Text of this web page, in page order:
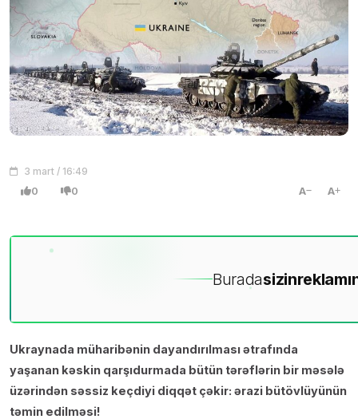
3 mart / 16:49
0 0 A A
Buradasizin
Ukraynada müharibənin dayandırılması ətrafında
yaşanan kəskin qarşıdurmada bütün tərəflərin bir məsələ
üzərindən səssiz keçdiyi diqqət çəkir: ərazi bütövlüyünün
təmin edilməsi!